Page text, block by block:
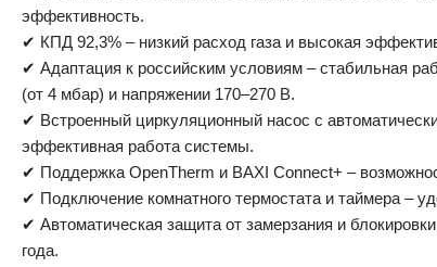
эффективность.
✔ КПД 92,3% – низкий расход газа и высокая
✔ Адаптация к российским условиям – стабильная
(от 4 мбар) и напряжении 170–270 В.
✔ Встроенный циркуляционный насос с
эффективная работа системы.
✔ Поддержка OpenTherm и BAXI Connect+ –
✔ Подключение комнатного термостата и таймера –
✔ Автоматическая защита от замерзания и
года.